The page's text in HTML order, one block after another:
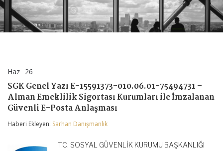
Haz 26
Yazı
E-
15591373-
75494731
Emeklilik
SGK Genel Yazı E-15591373-010.06.01-75494731 –
Alman Emeklilik Sigortası Kurumları ile İmzalanan
Güvenli E-Posta Anlaşması
Haberi Ekleyen: Sarhan Danışmanlık
T.C. SOSYAL GÜVENLİK KURUMU BAŞKANLIĞI